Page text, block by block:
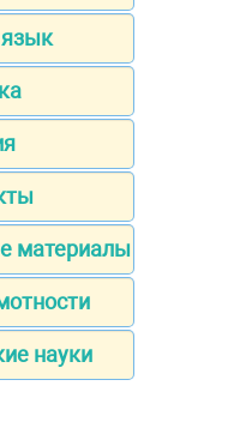
материалы
науки